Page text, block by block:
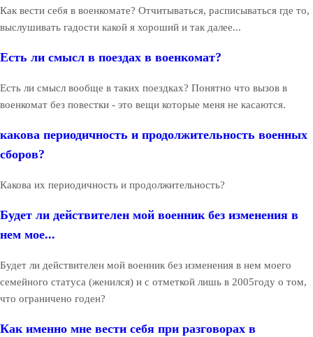
Как вести себя в военкомате? Отчитываться, расписываться где то,
выслушивать гадости какой я хороший и так далее...
Есть ли смысл в поездах в военкомат?
Есть ли смысл вообще в таких поездках? Понятно что вызов в
военкомат без повестки - это вещи которые меня не касаются.
какова периодичность и продолжительность военных
сборов?
Какова их периодичность и продолжительность?
Будет ли действителен мой военник без изменения в
нем мое...
Будет ли действителен мой военник без изменения в нем моего
семейного статуса (женился) и с отметкой лишь в 2005году о том,
что ограничено годен?
Как именно мне вести себя при разговорах в